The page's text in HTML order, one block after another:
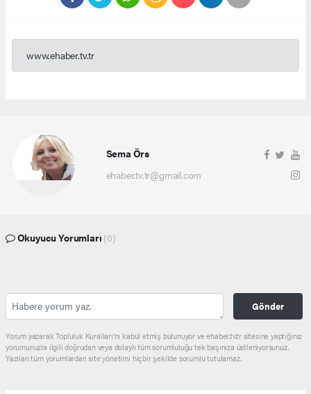
www.ehaber.tv.tr
Sema Örs
ehaber.tv.tr@gmail.com
Okuyucu Yorumları (0)
Gönder
Yorum yazarak Topluluk Kuralları’nı kabul etmiş bulunuyor ve ehaber.tv.tr sitesine yaptığınız
yorumunuzla ilgili doğrudan veya dolaylı tüm sorumluluğu tek başınıza üstleniyorsunuz.
Yazılan tüm yorumlardan site yönetimi hiçbir şekilde sorumlu tutulamaz.